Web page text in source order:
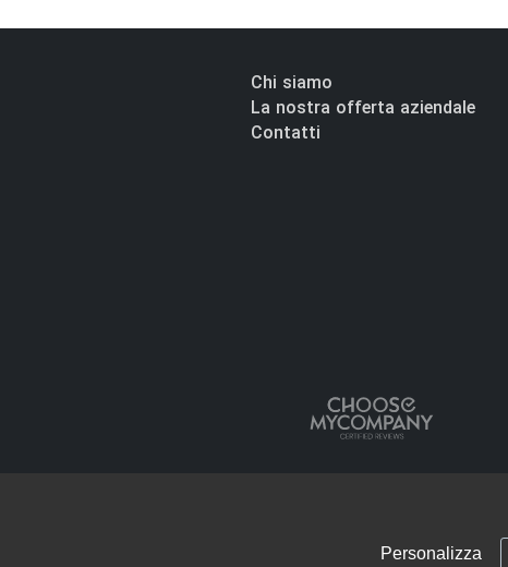
Chi siamo
La nostra offerta aziendale
Contatti
Personalizza